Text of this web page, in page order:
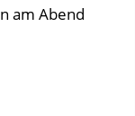
n
am Abend